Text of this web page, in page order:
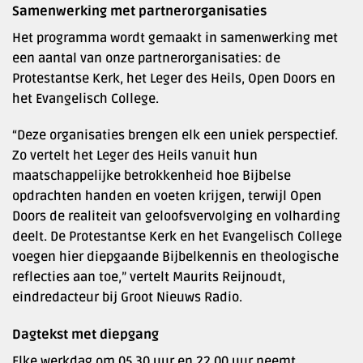
Samenwerking met partnerorganisaties
Het programma wordt gemaakt in samenwerking met
een aantal van onze partnerorganisaties: de
Protestantse Kerk, het Leger des Heils, Open Doors en
het Evangelisch College.
“Deze organisaties brengen elk een uniek perspectief.
Zo vertelt het Leger des Heils vanuit hun
maatschappelijke betrokkenheid hoe Bijbelse
opdrachten handen en voeten krijgen, terwijl Open
Doors de realiteit van geloofsvervolging en volharding
deelt. De Protestantse Kerk en het Evangelisch College
voegen hier diepgaande Bijbelkennis en theologische
reflecties aan toe,” vertelt Maurits Reijnoudt,
eindredacteur bij Groot Nieuws Radio.
Dagtekst met diepgang